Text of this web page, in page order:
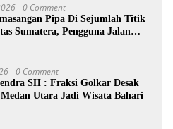
0 Comment
Pipa Di Sejumlah Titik
Sumatera, Pengguna Jalan
0 Comment
SH : Fraksi Golkar Desak
Utara Jadi Wisata Bahari